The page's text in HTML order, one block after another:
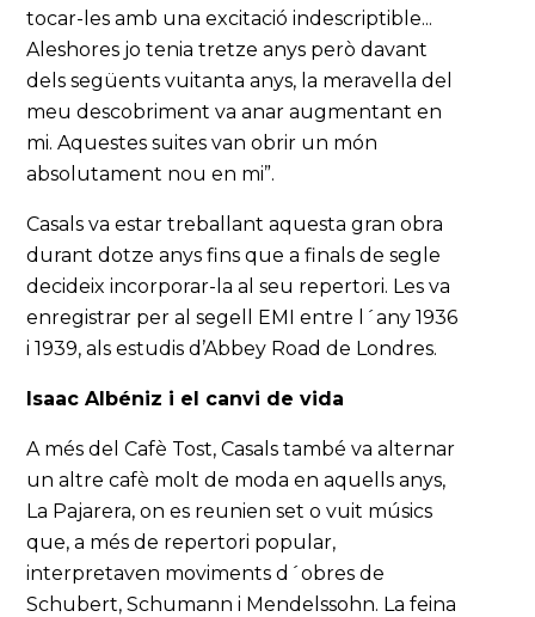
tocar-les amb una excitació indescriptible...
Aleshores jo tenia tretze anys però davant
dels següents vuitanta anys, la meravella del
meu descobriment va anar augmentant en
mi. Aquestes suites van obrir un món
absolutament nou en mi”.
Casals va estar treballant aquesta gran obra
durant dotze anys fins que a finals de segle
decideix incorporar-la al seu repertori. Les va
enregistrar per al segell EMI entre l´any 1936
i 1939, als estudis d’Abbey Road de Londres.
Isaac Albéniz i el canvi de vida
A més del Cafè Tost, Casals també va alternar
un altre cafè molt de moda en aquells anys,
La Pajarera, on es reunien set o vuit músics
que, a més de repertori popular,
interpretaven moviments d´obres de
Schubert, Schumann i Mendelssohn. La feina